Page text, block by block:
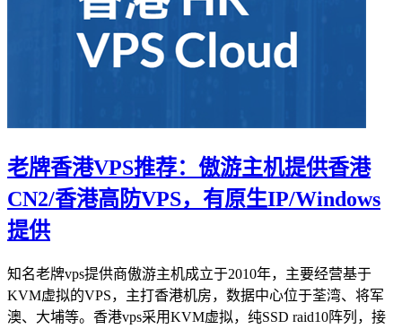
老牌香港VPS推荐：傲游主机提供香港
CN2/香港高防VPS，有原生IP/Windows
提供
知名老牌vps提供商傲游主机成立于2010年，主要经营基于
KVM虚拟的VPS，主打香港机房，数据中心位于荃湾、将军
澳、大埔等。香港vps采用KVM虚拟，纯SSD raid10阵列，接